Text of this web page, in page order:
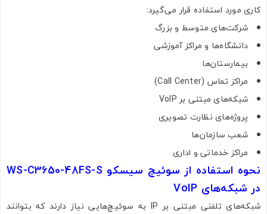
کاری مورد استفاده قرار می‌گیرد:
شرکت‌های متوسط و بزرگ
دانشگاه‌ها و مراکز آموزشی
بیمارستان‌ها
مراکز تماس (Call Center)
شبکه‌های مبتنی بر VoIP
پروژه‌های نظارت تصویری
شعب سازمان‌ها
مراکز خدماتی و اداری
نحوه استفاده از سوئیچ سیسکو WS-C3650-48FS-S
در شبکه‌های VoIP
شبکه‌های تلفنی مبتنی بر IP به سوئیچ‌هایی نیاز دارند که بتوانند